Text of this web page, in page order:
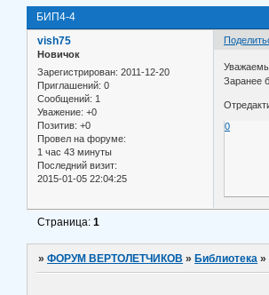
БИП4-4
vish75
Новичок
Зарегистрирован: 2011-12-20
Приглашений: 0
Сообщений: 1
Уважение: +0
Позитив: +0
Провел на форуме:
1 час 43 минуты
Последний визит:
2015-01-05 22:04:25
Заранее
0
Страница:1
»ФОРУМ ВЕРТОЛЕТЧИКОВ » Библиотека »